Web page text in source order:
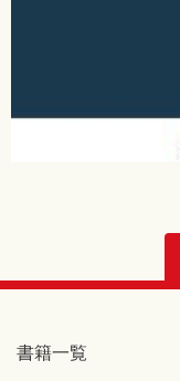
書籍一覧